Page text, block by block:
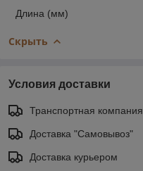
Длина (мм)
Скрыть
Условия доставки
Транспортная компания
Доставка "Самовывоз"
Доставка курьером